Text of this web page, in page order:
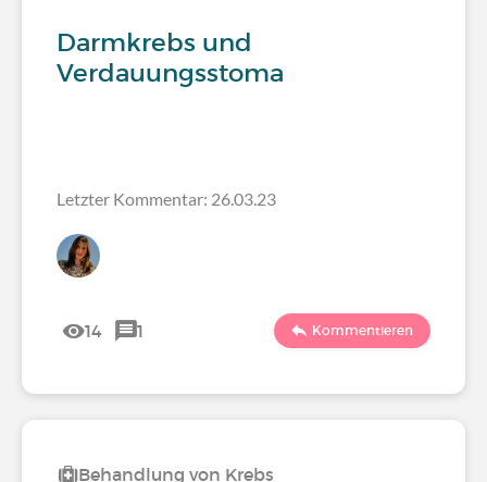
Darmkrebs und
Verdauungsstoma
Letzter Kommentar: 26.03.23
14 1 Kommentieren
Behandlung von Krebs